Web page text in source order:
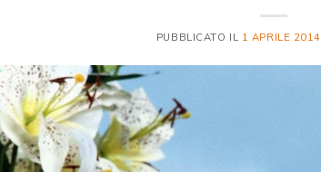
PUBBLICATO IL 1 APRILE 2014